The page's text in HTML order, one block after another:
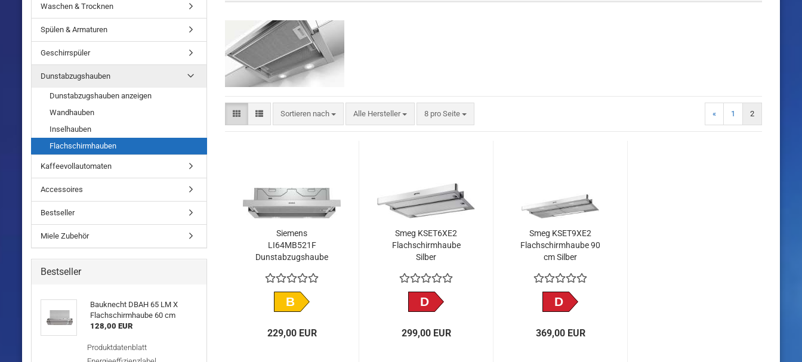
Einbaugeräte
Sortieren nach
Sortieren nach Alle Hersteller 8 pro Seite
pro Seite « 1 2
Siemens
LI64MB521F
Dunstabzugshaube
B
229,00 EUR
Smeg KSET6XE2
Flachschirmhaube
Silber
D
299,00 EUR
Smeg KSET9XE2
Flachschirmhaube 90
cm Silber
D
369,00 EUR
Waschen & Trocknen
Spülen & Armaturen
Geschirrspüler
Dunstabzugshauben
Dunstabzugshauben anzeigen
Wandhauben
Inselhauben
Flachschirmhauben
Kaffeevollautomaten
Accessoires
Bestseller
Miele Zubehör
Bestseller
Bauknecht DBAH 65 LM X
Flachschirmhaube 60 cm
128,00 EUR
Produktdatenblatt